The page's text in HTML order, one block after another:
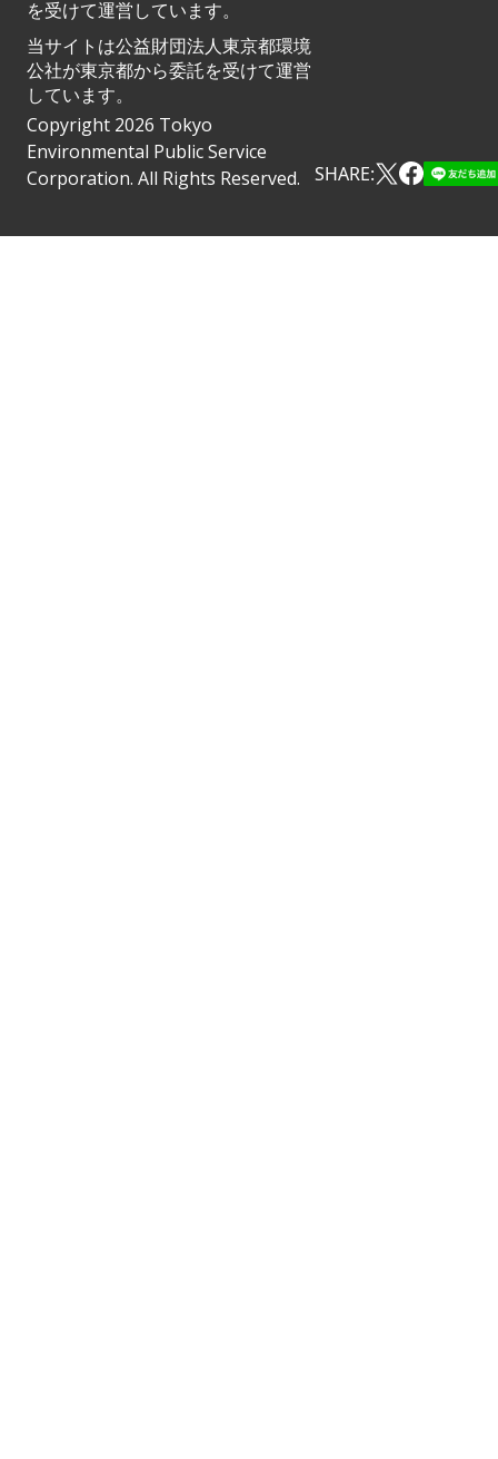
を受けて運営しています。
当サイトは公益財団法人東京都環境
公社が東京都から委託を受けて運営
しています。
Copyright 2026 Tokyo
Environmental Public Service
Corporation. All Rights Reserved.
SHARE: